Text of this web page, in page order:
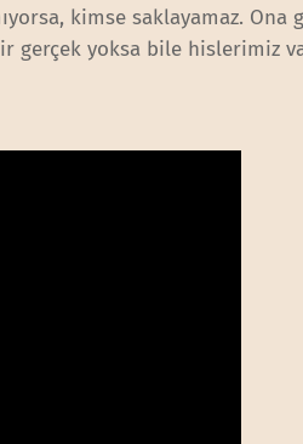
kimse saklayamaz. Ona
yoksa bile hislerimiz